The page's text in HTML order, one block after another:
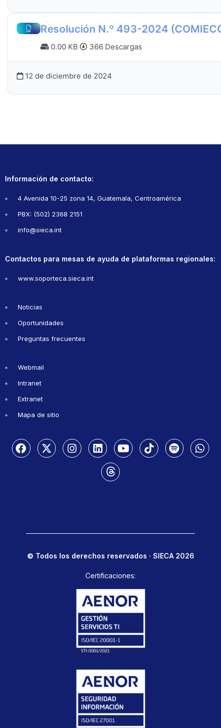
Resolución N.º 493-2024
0.00 KB 366 Descargas
12 de diciembre de 2024
Información de contacto:
4 Avenida 10-25 zona 14, Guatemala, Centroamérica
PBX: (502) 2368 2151
info@sieca.int
Contactos para mesas de ayuda de plataformas regionales:
www.soporteca.sieca.int
Noticias
Oportunidades
Preguntas frecuentes
Webmail
Intranet
Extranet
Mapa de sitio
© Todos los derechos reservados · SIECA 2026
Certificaciones: